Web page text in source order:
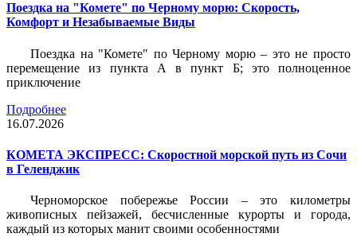
Поездка на "Комете" по Черному морю: Скорость,
Комфорт и Незабываемые Виды
Поездка на "Комете" по Черному морю – это не просто
перемещение из пункта А в пункт Б; это полноценное
приключение
Подробнее
16.07.2026
КОМЕТА ЭКСПРЕСС: Скоростной морской путь из Сочи
в Геленджик
Черноморское побережье России – это километры
живописных пейзажей, бесчисленные курорты и города,
каждый из которых манит своими особенностями